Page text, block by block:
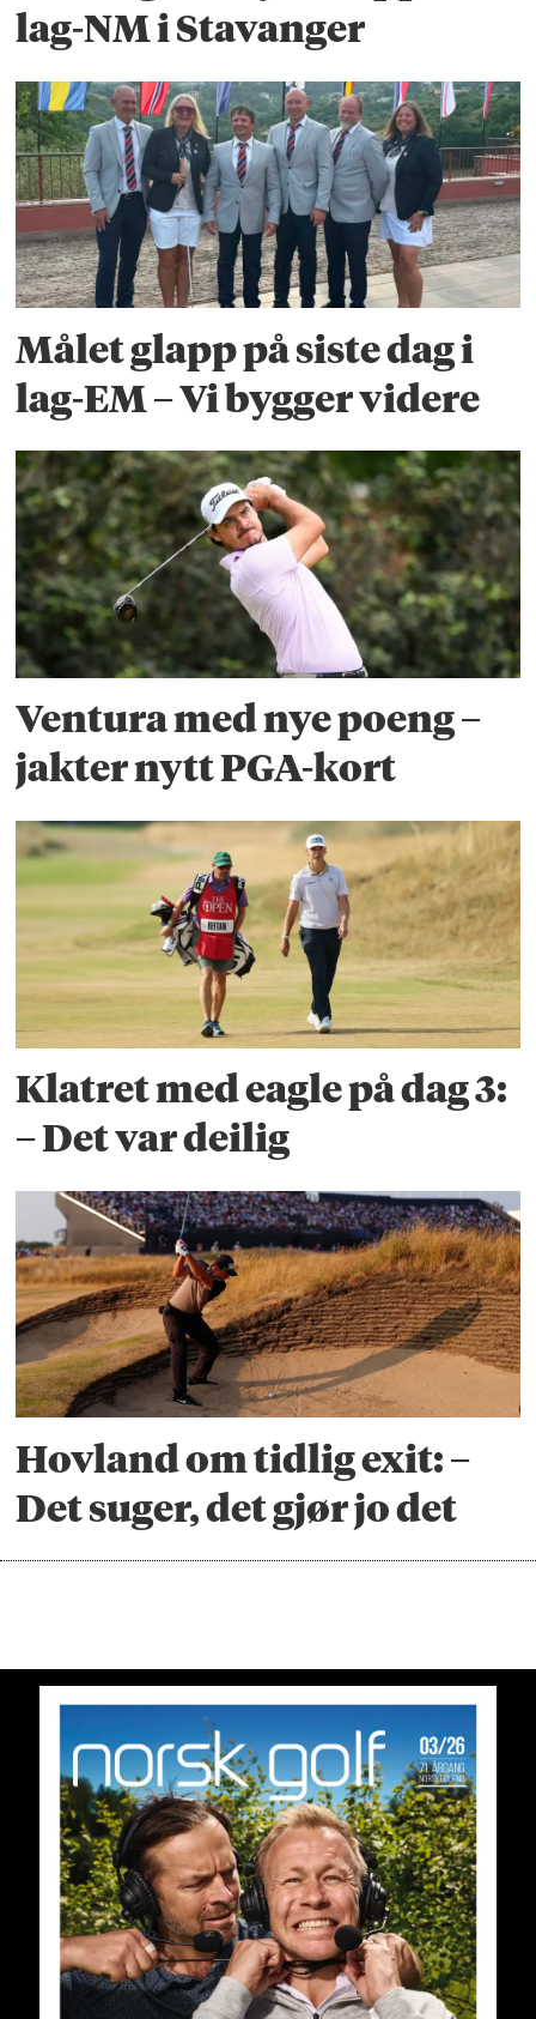
lag-NM i Stavanger
Målet glapp på siste dag i
lag-EM – Vi bygger videre
Ventura med nye poeng –
jakter nytt PGA-kort
Klatret med eagle på dag 3:
– Det var deilig
Hovland om tidlig exit: –
Det suger, det gjør jo det